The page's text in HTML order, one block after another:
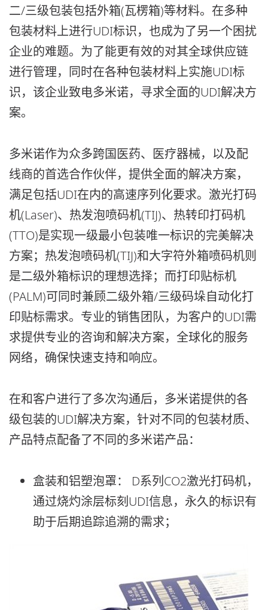
二/三级包装包括外箱(瓦楞箱)等材料。在多种
包装材料上进行UDI标识，也成为了另一个困扰
企业的难题。为了能更有效的对其全球供应链
进行管理，同时在各种包装材料上实施UDI标
识，该企业致电多米诺，寻求全面的UDI解决方
案。
多米诺作为众多跨国医药、医疗器械，以及配
线商的首选合作伙伴，提供全面的解决方案，
满足包括UDI在内的高速序列化要求。激光打码
机(Laser)、热发泡喷码机(TIJ)、热转印打码机
(TTO)是实现一级最小包装唯一标识的完美解决
方案；热发泡喷码机(TIJ)和大字符外箱喷码机则
是二级外箱标识的理想选择；而打印贴标机
(PALM)可同时兼顾二级外箱/三级码垛自动化打
印贴标需求。专业的销售团队，为客户的UDI需
求提供专业的咨询和解决方案，全球化的服务
网络，确保快速支持和响应。
在和客户进行了多次沟通后，多米诺提供的各
级包装的UDI解决方案，针对不同的包装材质、
产品特点配备了不同的多米诺产品：
盒装和铝塑泡罩： D系列CO2激光打码机，
通过烧灼涂层标刻UDI信息，永久的标识有
助于后期追踪追溯的需求；